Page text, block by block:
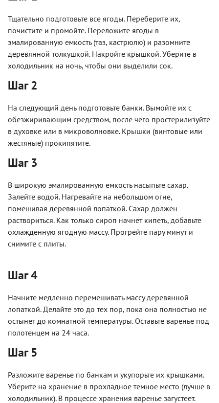
Тщательно подготовьте все ягоды. Переберите их,
почистите и промойте. Переложите ягоды в
эмалированную емкость (таз, кастрюлю) и разомните
деревянной толкушкой. Накройте крышкой. Уберите в
холодильник на ночь, чтобы они выделили сок.
Шаг 2
На следующий день подготовьте банки. Вымойте их с
обезжиривающим средством, после чего простерилизуйте
в духовке или в микроволновке. Крышки (винтовые или
жестяные) прокипятите.
Шаг 3
В широкую эмалированную емкость насыпьте сахар.
Залейте водой. Нагревайте на небольшом огне,
помешивая деревянной лопаткой. Сахар должен
раствориться. Как только сироп начнет кипеть, добавьте
охлажденную ягодную массу. Прогрейте пару минут и
снимите с плиты.
Шаг 4
Начните медленно перемешивать массу деревянной
лопаткой. Делайте это до тех пор, пока она полностью не
остынет до комнатной температуры. Оставьте варенье под
полотенцем на 24 часа.
Шаг 5
Разложите варенье по банкам и укупорьте их крышками.
Уберите на хранение в прохладное темное место (лучше в
холодильник). В процессе хранения варенье загустеет.